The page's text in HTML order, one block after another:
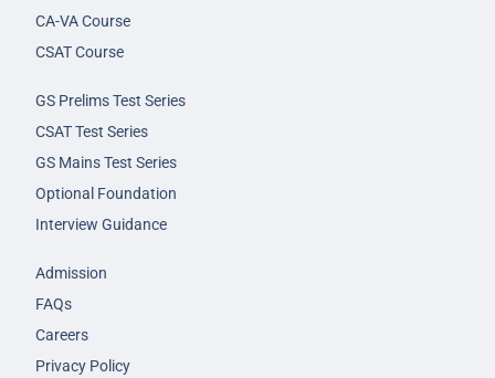
CA-VA Course
CSAT Course
GS Prelims Test Series
CSAT Test Series
GS Mains Test Series
Optional Foundation
Interview Guidance
Admission
FAQs
Careers
Privacy Policy